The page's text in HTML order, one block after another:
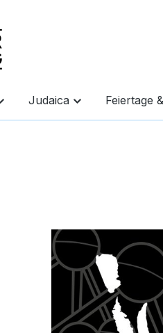
springen
Judaica Feiertage